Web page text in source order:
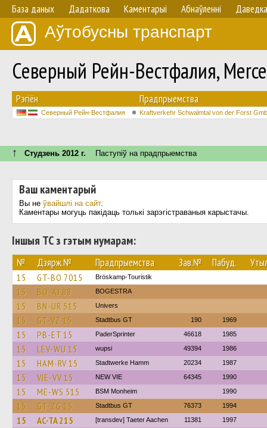
База даных Дадаткова Каментарыі Абнаўленнi Даведка
Аўтобусны транспарт
Северный Рейн-Вестфалия,
Рэгіён Прадпрыемства
Северный Рейн-Вестфалия Kraftverkehr Schwalmtal von der Forst
↑ Студзень 2012 г. Паступiў на прадпрыемства
Ваш каментарый
Вы не ўвайшлі на сайт.
Каментары могуць пакідаць толькі зарэгістраваныя карыстачы.
Іншыя ТС з гэтым нумарам:
№ Дзярж.№ Прадпрыемства Зав.№ Пабуд.
15 GT-BO 7015 Bröskamp-Touristik
15 BO-AJ 88 BOGESTRA
15 BN-UR 515 Univers
15 GT-VZ 15 Stadtbus GT 190 1969
15 PB-ET 15 PaderSprinter 46618 1985
15 LEV-WU 15 wupsi 49394 1986
15 HAM-RV 15 Stadtwerke Hamm 20234 1987
15 VIE-VV 15 NEW VIE 64345 1990
15 ME-WS 515 BSM Monheim 1990
15 GT-ZG 15 Stadtbus GT 76373 1994
15 AC-TA 215 [transdev] Taeter Aachen 11381 1997